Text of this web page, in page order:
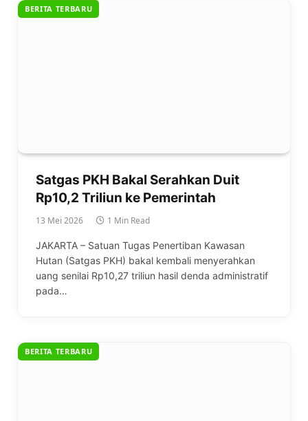
BERITA TERBARU
Satgas PKH Bakal Serahkan Duit
Rp10,2 Triliun ke Pemerintah
13 Mei 2026 1 Min Read
JAKARTA – Satuan Tugas Penertiban Kawasan
Hutan (Satgas PKH) bakal kembali menyerahkan
uang senilai Rp10,27 triliun hasil denda administratif
pada…
BERITA TERBARU